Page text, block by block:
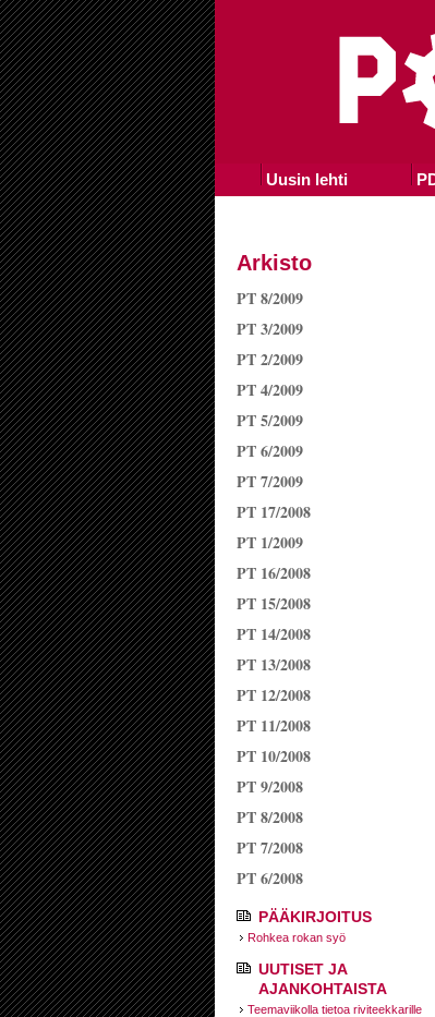
Uusin lehti
Arkisto
PT 8/2009
PT 3/2009
PT 2/2009
PT 4/2009
PT 5/2009
PT 6/2009
PT 7/2009
PT 17/2008
PT 1/2009
PT 16/2008
PT 15/2008
PT 14/2008
PT 13/2008
PT 12/2008
PT 11/2008
PT 10/2008
PT 9/2008
PT 8/2008
PT 7/2008
PT 6/2008
PÄÄKIRJOITUS
Rohkea rokan syö
UUTISET JA
AJANKOHTAISTA
Teemaviikolla tietoa riviteekkarille